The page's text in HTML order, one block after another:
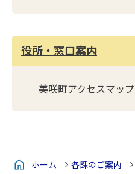
役所・窓口案内
美咲町アクセスマップ
ホーム 各課のご案内